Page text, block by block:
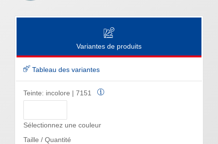
Variantes de produits
Tableau des variantes
Teinte: incolore | 7151
Sélectionnez une couleur
Taille / Quantité